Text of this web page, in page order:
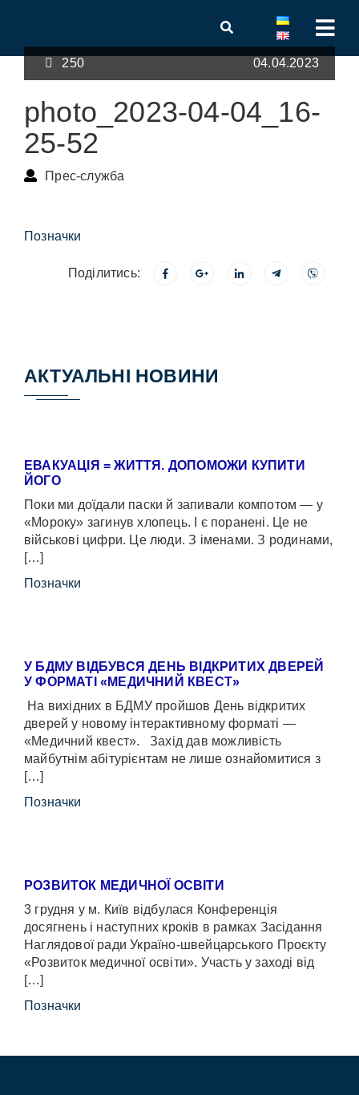
250 04.04.2023
photo_2023-04-04_16-
25-52
Прес-служба
Позначки
Поділитись:
АКТУАЛЬНІ НОВИНИ
ЕВАКУАЦІЯ = ЖИТТЯ. ДОПОМОЖИ КУПИТИ
ЙОГО
Поки ми доїдали паски й запивали компотом — у
«Мороку» загинув хлопець. І є поранені. Це не
військові цифри. Це люди. З іменами. З родинами,
[…]
Позначки
У БДМУ ВІДБУВСЯ ДЕНЬ ВІДКРИТИХ ДВЕРЕЙ
У ФОРМАТІ «МЕДИЧНИЙ КВЕСТ»
На вихідних в БДМУ пройшов День відкритих
дверей у новому інтерактивному форматі —
«Медичний квест». Захід дав можливість
майбутнім абітурієнтам не лише ознайомитися з
[…]
Позначки
РОЗВИТОК МЕДИЧНОЇ ОСВІТИ
3 грудня у м. Київ відбулася Конференція
досягнень і наступних кроків в рамках Засідання
Наглядової ради Україно-швейцарського Проєкту
«Розвиток медичної освіти». Участь у заході від
[…]
Позначки